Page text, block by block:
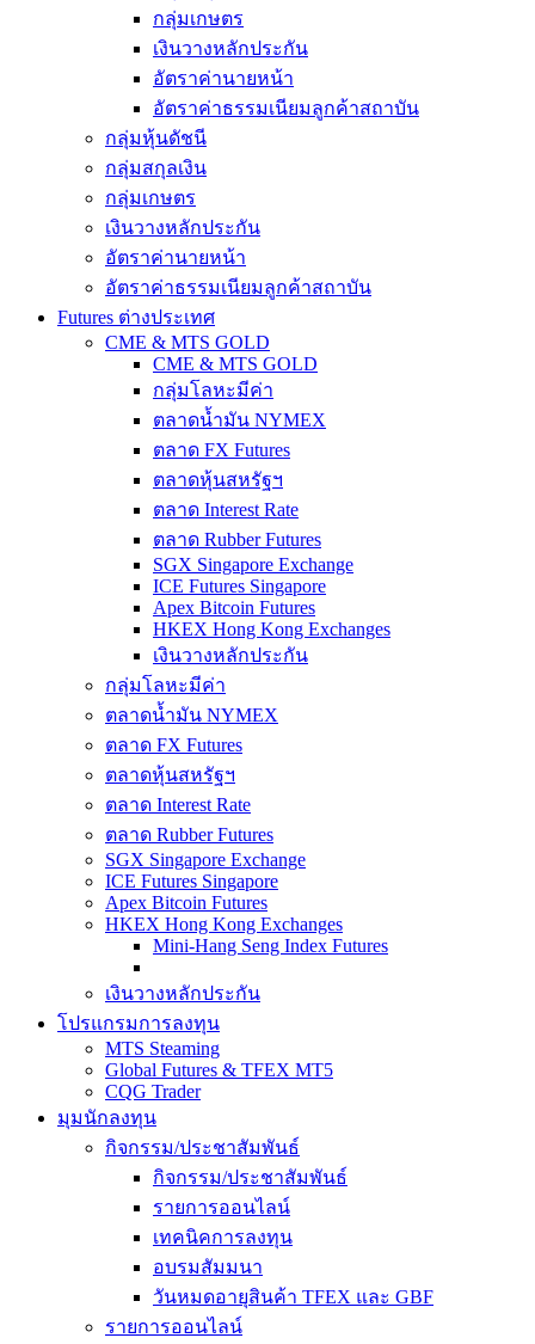
กลุ่มเกษตร
เงินวางหลักประกัน
อัตราค่านายหน้า
อัตราค่าธรรมเนียมลูกค้าสถาบัน
กลุ่มหุ้นดัชนี
กลุ่มสกุลเงิน
กลุ่มเกษตร
เงินวางหลักประกัน
อัตราค่านายหน้า
อัตราค่าธรรมเนียมลูกค้าสถาบัน
Futures ต่างประเทศ
CME & MTS GOLD
CME & MTS GOLD
กลุ่มโลหะมีค่า
ตลาดน้ำมัน NYMEX
ตลาด FX Futures
ตลาดหุ้นสหรัฐฯ
ตลาด Interest Rate
ตลาด Rubber Futures
SGX Singapore Exchange
ICE Futures Singapore
Apex Bitcoin Futures
HKEX Hong Kong Exchanges
เงินวางหลักประกัน
กลุ่มโลหะมีค่า
ตลาดน้ำมัน NYMEX
ตลาด FX Futures
ตลาดหุ้นสหรัฐฯ
ตลาด Interest Rate
ตลาด Rubber Futures
SGX Singapore Exchange
ICE Futures Singapore
Apex Bitcoin Futures
HKEX Hong Kong Exchanges
Mini-Hang Seng Index Futures
เงินวางหลักประกัน
โปรแกรมการลงทุน
MTS Steaming
Global Futures & TFEX MT5
CQG Trader
มุมนักลงทุน
กิจกรรม/ประชาสัมพันธ์
กิจกรรม/ประชาสัมพันธ์
รายการออนไลน์
เทคนิคการลงทุน
อบรมสัมมนา
วันหมดอายุสินค้า TFEX และ GBF
รายการออนไลน์